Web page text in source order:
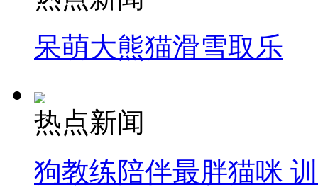
呆萌大熊猫滑雪取乐
热点新闻
狗教练陪伴最胖猫咪